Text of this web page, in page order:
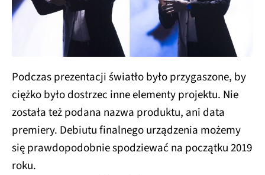
Podczas prezentacji światło było przygaszone, by
ciężko było dostrzec inne elementy projektu. Nie
została też podana nazwa produktu, ani data
premiery. Debiutu finalnego urządzenia możemy
się prawdopodobnie spodziewać na początku 2019
roku.